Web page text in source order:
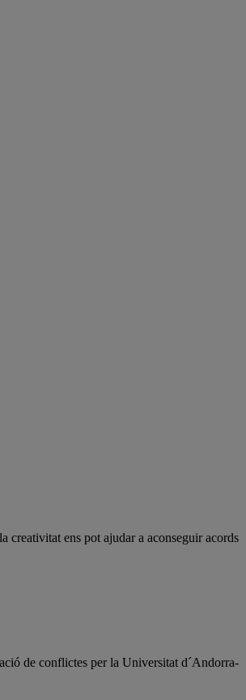
creativitat ens pot ajudar a aconseguir acords
de conflictes per la Universitat d´Andorra-